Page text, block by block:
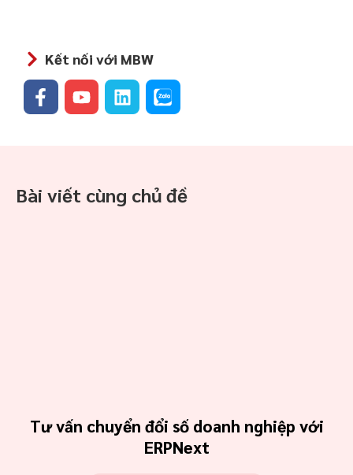
Kết nối với MBW
Bài viết cùng chủ đề
Tư vấn chuyển đổi số doanh nghiệp với
ERPNext